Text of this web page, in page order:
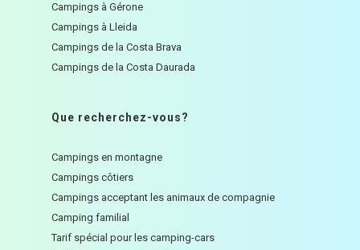
Campings à Gérone
Campings à Lleida
Campings de la Costa Brava
Campings de la Costa Daurada
Que recherchez-vous?
Campings en montagne
Campings côtiers
Campings acceptant les animaux de compagnie
Camping familial
Tarif spécial pour les camping-cars